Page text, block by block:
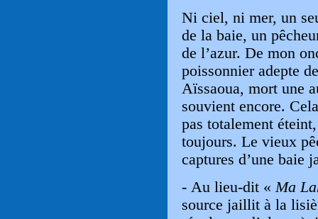
Ni ciel, ni mer, un
de la baie, un
de l’azur. De mon
poissonnier adepte
Aïssaoua, mort une
souvient encore.
pas totalement
toujours. Le vieux
captures d’une baie
- Au lieu-dit «Ma
source jaillit à la